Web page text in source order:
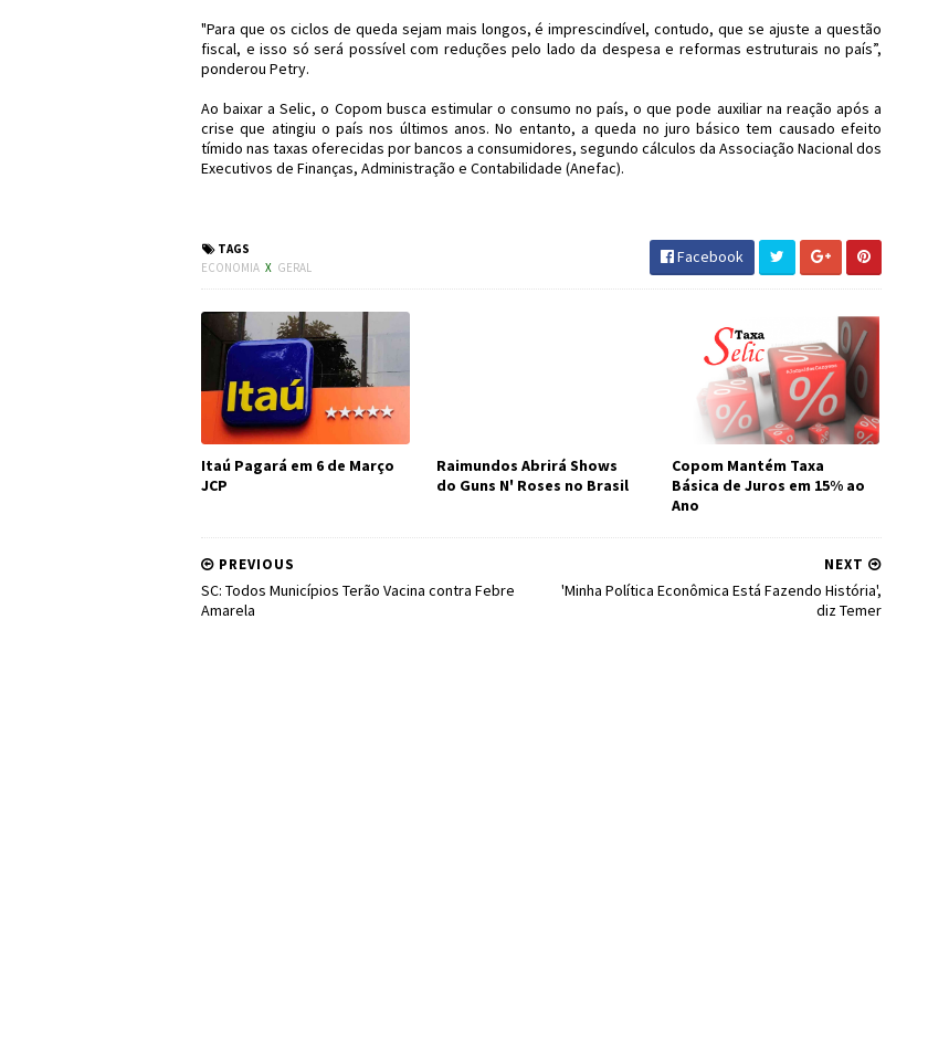
"Para que os ciclos de queda sejam mais longos, é imprescindível, contudo, que se ajuste a questão
fiscal, e isso só será possível com reduções pelo lado da despesa e reformas estruturais no país”,
ponderou Petry.
Ao baixar a Selic, o Copom busca estimular o consumo no país, o que pode auxiliar na reação após a
crise que atingiu o país nos últimos anos. No entanto, a queda no juro básico tem causado efeito
tímido nas taxas oferecidas por bancos a consumidores, segundo cálculos da Associação Nacional dos
Executivos de Finanças, Administração e Contabilidade (Anefac).
TAGS
ECONOMIA X GERAL
Facebook
Itaú Pagará em 6 de Março
JCP
Raimundos Abrirá Shows
do Guns N' Roses no Brasil
Copom Mantém Taxa
Básica de Juros em 15% ao
Ano
NEXT
'Minha Política Econômica Está Fazendo História',
diz Temer
PREVIOUS
SC: Todos Municípios Terão Vacina contra Febre
Amarela